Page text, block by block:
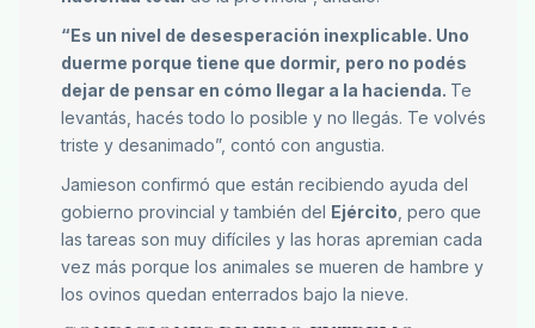
“Es un nivel de desesperación inexplicable. Uno
duerme porque tiene que dormir, pero no podés
dejar de pensar en cómo llegar a la hacienda. Te
levantás, hacés todo lo posible y no llegás. Te volvés
triste y desanimado”, contó con angustia.
Jamieson confirmó que están recibiendo ayuda del
gobierno provincial y también del Ejército , pero que
las tareas son muy difíciles y las horas apremian cada
vez más porque los animales se mueren de hambre y
los ovinos quedan enterrados bajo la nieve.